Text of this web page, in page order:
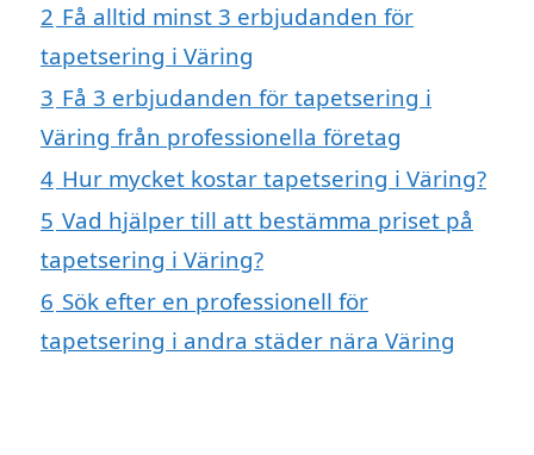
2 Få alltid minst 3 erbjudanden för
tapetsering i Väring
3 Få 3 erbjudanden för tapetsering i
Väring från professionella företag
4 Hur mycket kostar tapetsering i Väring?
5 Vad hjälper till att bestämma priset på
tapetsering i Väring?
6 Sök efter en professionell för
tapetsering i andra städer nära Väring